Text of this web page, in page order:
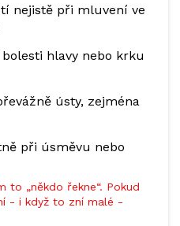
nejistě při mluvení ve
hlavy nebo krku
ústy, zejména
při úsměvu nebo
to „někdo řekne“. Pokud
- i když to zní malé -